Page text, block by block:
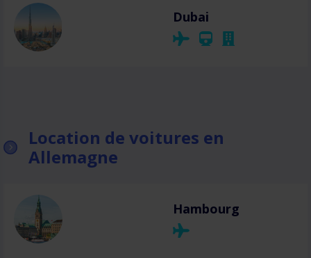
Dubai
Location de voitures en
Allemagne
Hambourg